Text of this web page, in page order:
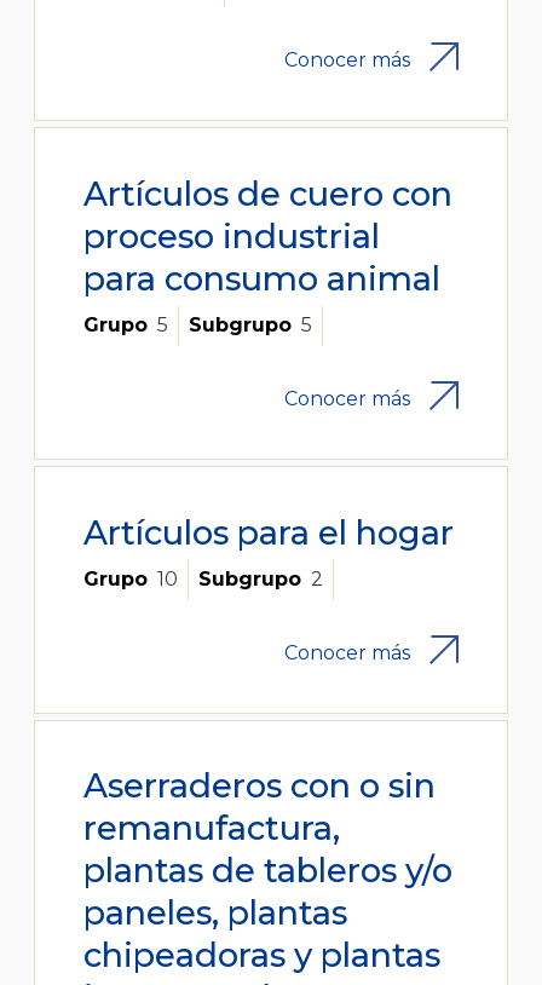
Conocer más
Artículos de cuero con
proceso industrial
para consumo animal
Grupo 5 Subgrupo 5
Conocer más
Artículos para el hogar
Grupo 10 Subgrupo 2
Conocer más
Aserraderos con o sin
remanufactura,
plantas de tableros y/o
paneles, plantas
chipeadoras y plantas